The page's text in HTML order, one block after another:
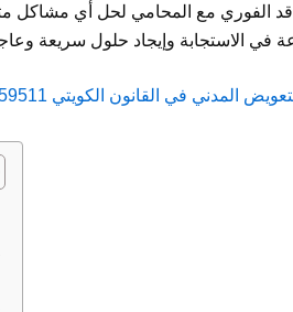
الفوري مع المحامي لحل أي مشاكل
في الاستجابة وإيجاد حلول سريعة
في القانون الكويتي 94959511 والأدلة التي يؤخذ بها في القضية